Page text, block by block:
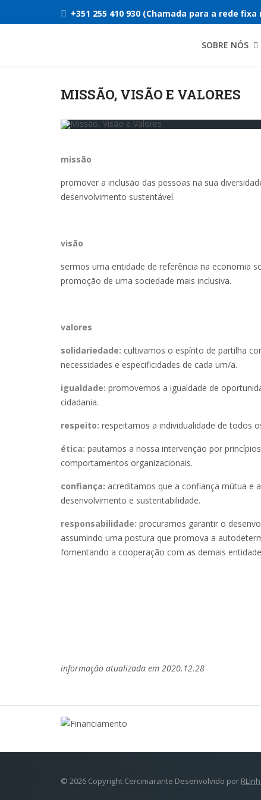
+351 255 410 930 (Chamada para a rede fixa
SOBRE NÓS
MISSÃO, VISÃO E VALORES
missão
promover a inclusão das pessoas na sua
desenvolvimento sustentável.
visão
sermos uma entidade de referência na economia
promoção de uma sociedade mais inclusiva.
valores
solidariedade: cultivamos o espírito de partilha
necessidades e especificidades de cada um/a.
igualdade: promovemos a igualdade de
cidadania.
respeito: respeitamos a individualidade de todos
ética: pautamos a nossa intervenção por
comportamentos organizacionais.
confiança: acreditamos que a confiança mútua e
desenvolvimento e sustentabilidade.
responsabilidade: procuramos garantir o
assumindo uma postura que promova a
fomentando a cooperação com as demais
informação atualizada em 2020.12.28
© 2026 Copyright Cercimarante Desenvolvido por